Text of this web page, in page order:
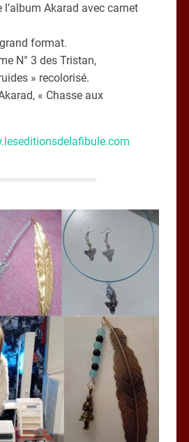
l’album Akarad avec carnet
format.
N° 3 des Tristan,
» recolorisé.
« Chasse aux